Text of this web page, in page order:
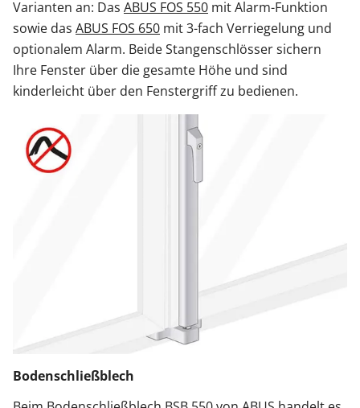
Varianten an: Das ABUS FOS 550 mit Alarm-Funktion
sowie das ABUS FOS 650 mit 3-fach Verriegelung und
optionalem Alarm. Beide Stangenschlösser sichern
Ihre Fenster über die gesamte Höhe und sind
kinderleicht über den Fenstergriff zu bedienen.
Bodenschließblech